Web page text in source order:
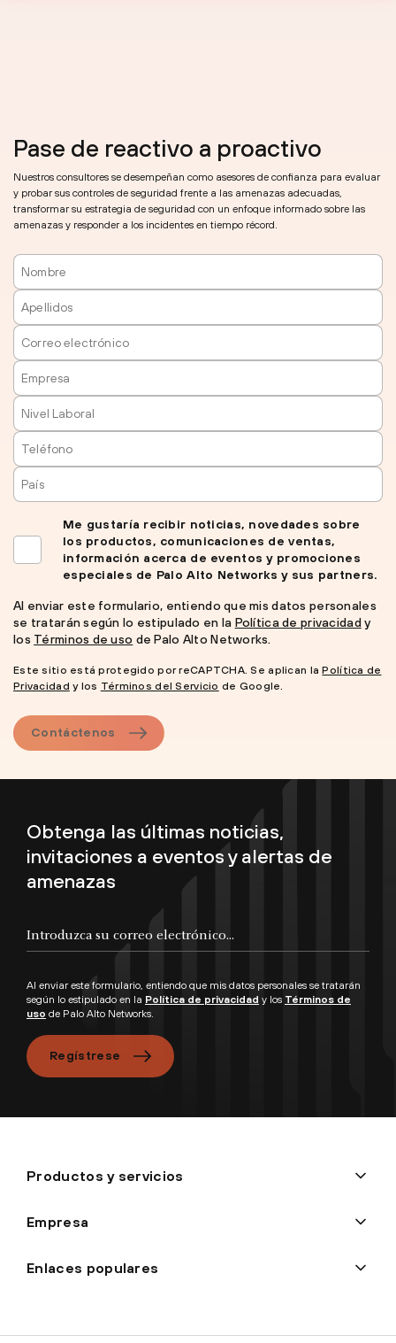
Pase de reactivo a proactivo
Nuestros consultores se desempeñan como asesores de confianza para evaluar
y probar sus controles de seguridad frente a las amenazas adecuadas,
transformar su estrategia de seguridad con un enfoque informado sobre las
amenazas y responder a los incidentes en tiempo récord.
Me gustaría recibir noticias, novedades sobre
los productos, comunicaciones de ventas,
información acerca de eventos y promociones
especiales de Palo Alto Networks y sus partners.
Al enviar este formulario, entiendo que mis datos personales
se tratarán según lo estipulado en la Política de privacidady
los Términos de uso de Palo Alto Networks.
Este sitio está protegido por reCAPTCHA. Se aplican laPolítica de
Privacidad y los Términos del Servicio de Google.
Contáctenos
Obtenga las últimas noticias,
invitaciones a eventos y alertas de
amenazas
Al enviar este formulario, entiendo que mis datos personales se tratarán
según lo estipulado en la Política de privacidad y los Términos de
uso de Palo Alto Networks.
Regístrese
Productos y servicios
Empresa
Enlaces populares